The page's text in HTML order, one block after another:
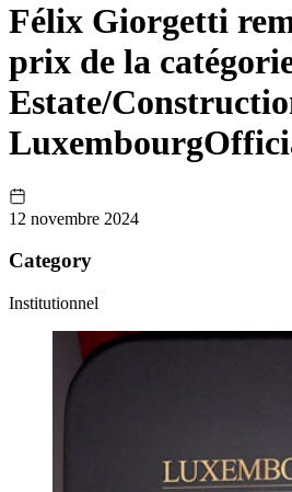
Félix Giorgetti
prix de la
Estate/
12 novembre 2024
Category
Institutionnel